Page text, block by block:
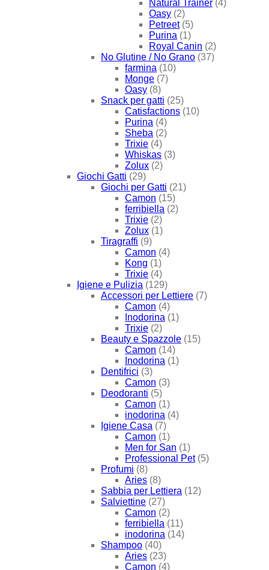
Natural Trainer (4)
Oasy (2)
Petreet (5)
Purina (1)
Royal Canin (2)
No Glutine / No Grano (37)
farmina (10)
Monge (7)
Oasy (8)
Snack per gatti (25)
Catisfactions (10)
Purina (4)
Sheba (2)
Trixie (4)
Whiskas (3)
Zolux (2)
Giochi Gatti (29)
Giochi per Gatti (21)
Camon (15)
ferribiella (2)
Trixie (2)
Zolux (1)
Tiragraffi (9)
Camon (4)
Kong (1)
Trixie (4)
Igiene e Pulizia (129)
Accessori per Lettiere (7)
Camon (4)
Inodorina (1)
Trixie (2)
Beauty e Spazzole (15)
Camon (14)
Inodorina (1)
Dentifrici (3)
Camon (3)
Deodoranti (5)
Camon (1)
inodorina (4)
Igiene Casa (7)
Camon (1)
Men for San (1)
Professional Pet (5)
Profumi (8)
Aries (8)
Sabbia per Lettiera (12)
Salviettine (27)
Camon (2)
ferribiella (11)
inodorina (14)
Shampoo (40)
Aries (23)
Camon (4)